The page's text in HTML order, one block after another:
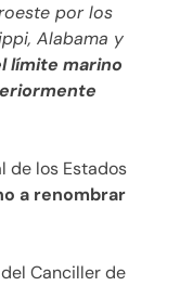
por los
Alabama y
límite marino
de los Estados
a renombrar
Canciller de